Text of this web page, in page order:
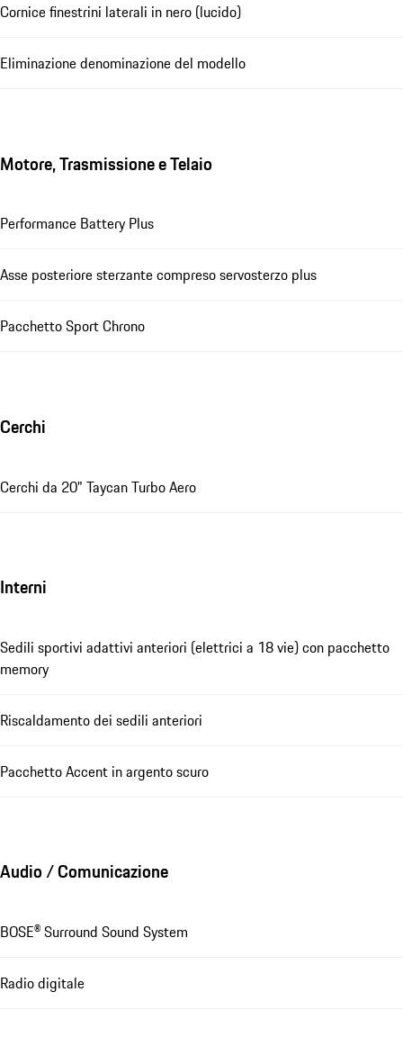
Cornice finestrini laterali in nero (lucido)
Eliminazione denominazione del modello
Motore, Trasmissione e Telaio
Performance Battery Plus
Asse posteriore sterzante compreso servosterzo plus
Pacchetto Sport Chrono
Cerchi
Cerchi da 20" Taycan Turbo Aero
Interni
Sedili sportivi adattivi anteriori (elettrici a 18 vie) con pacchetto
memory
Riscaldamento dei sedili anteriori
Pacchetto Accent in argento scuro
Audio / Comunicazione
BOSE® Surround Sound System
Radio digitale